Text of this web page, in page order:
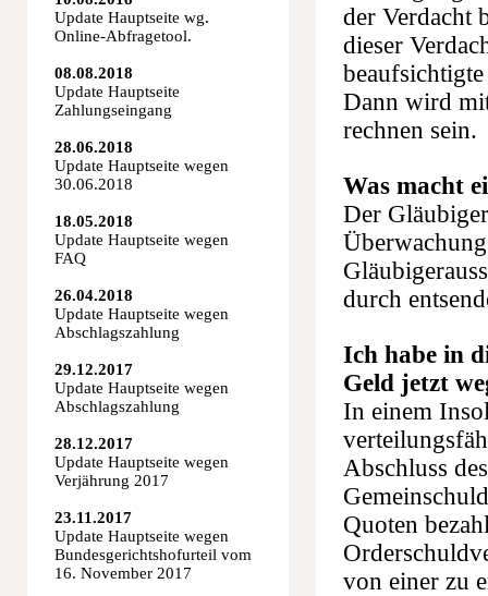
Update Hauptseite wg.
Online-Abfragetool.
08.08.2018
Update Hauptseite
Zahlungseingang
28.06.2018
Update Hauptseite wegen
30.06.2018
18.05.2018
Update Hauptseite wegen
FAQ
26.04.2018
Update Hauptseite wegen
Abschlagszahlung
29.12.2017
Update Hauptseite wegen
Abschlagszahlung
28.12.2017
Update Hauptseite wegen
Verjährung 2017
23.11.2017
Update Hauptseite wegen
Bundesgerichtshofurteil vom
16. November 2017
der Verdacht
dieser
Dann wird
rechnen sein.
Was macht
Der
durch
Ich habe in
Geld jetzt
In einem
Abschluss
Quoten
von einer zu